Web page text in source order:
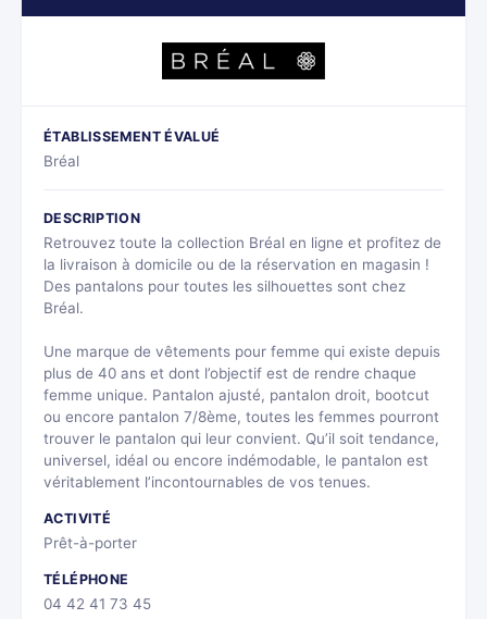
ÉTABLISSEMENT ÉVALUÉ
Bréal
DESCRIPTION
Retrouvez toute la collection Bréal en ligne et profitez de
la livraison à domicile ou de la réservation en magasin !
Des pantalons pour toutes les silhouettes sont chez
Bréal.
Une marque de vêtements pour femme qui existe depuis
plus de 40 ans et dont l’objectif est de rendre chaque
femme unique. Pantalon ajusté, pantalon droit, bootcut
ou encore pantalon 7/8ème, toutes les femmes pourront
trouver le pantalon qui leur convient. Qu’il soit tendance,
universel, idéal ou encore indémodable, le pantalon est
véritablement l’incontournables de vos tenues.
ACTIVITÉ
Prêt-à-porter
TÉLÉPHONE
04 42 41 73 45